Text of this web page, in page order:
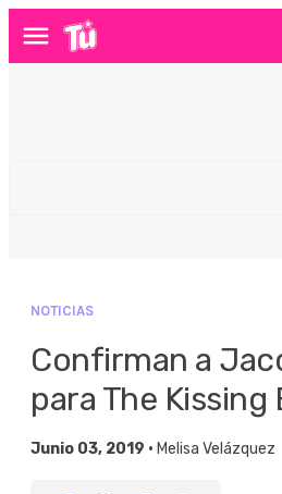
Menú
NOTICIAS
Confirman a
para The Kissing
Junio 03, 2019 • Melisa Velázquez